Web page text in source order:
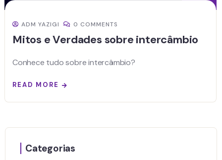
ADM YAZIGI 0 COMMENTS
Mitos e Verdades sobre intercâmbio
Conhece tudo sobre intercâmbio?
READ MORE
Categorias